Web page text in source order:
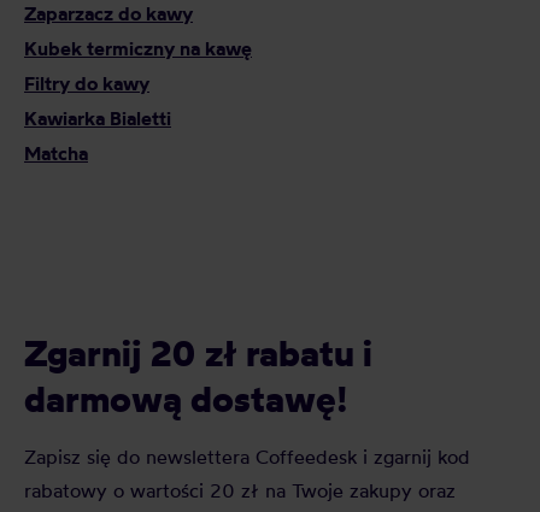
Zaparzacz do kawy
Kubek termiczny na kawę
Filtry do kawy
Kawiarka Bialetti
Matcha
Zgarnij 20 zł rabatu i
darmową dostawę!
Zapisz się do newslettera Coffeedesk i zgarnij kod
rabatowy o wartości 20 zł na Twoje zakupy oraz